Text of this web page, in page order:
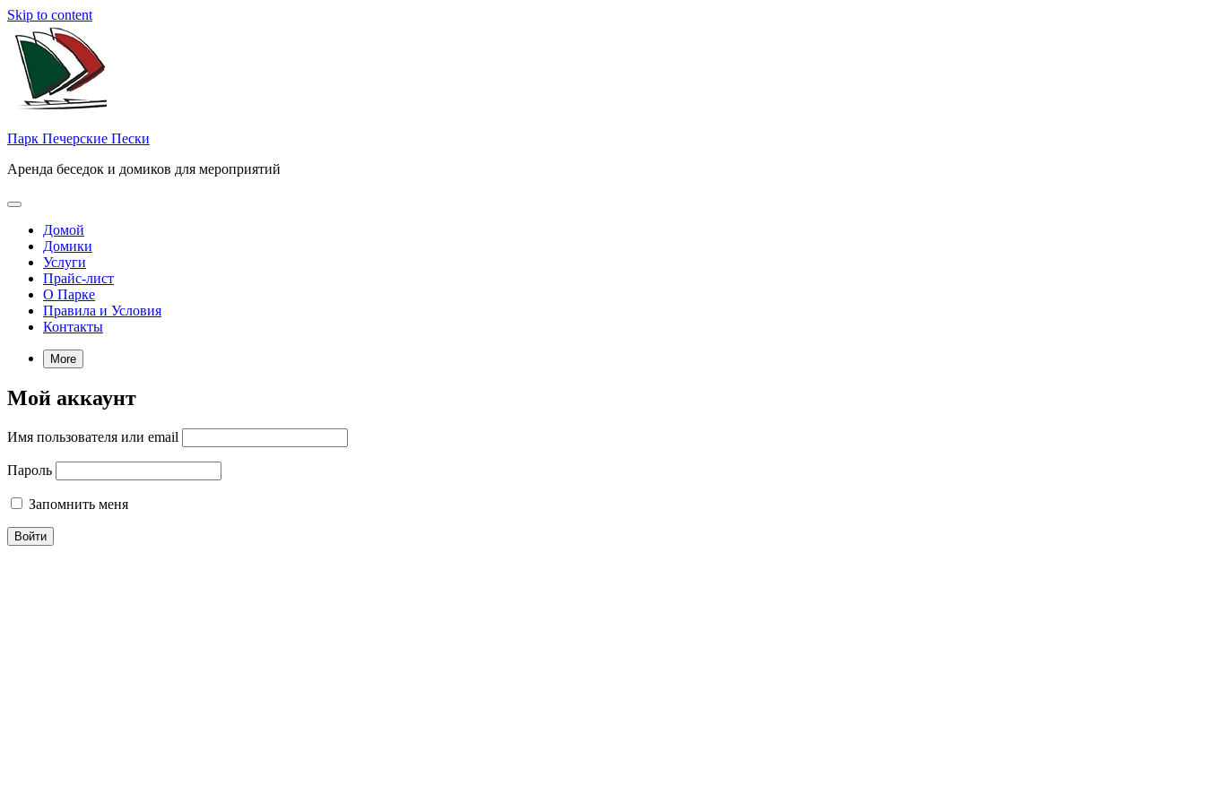
Skip to content
Парк Печерские Пески
Аренда беседок и домиков для мероприятий
Домой
Домики
Услуги
Прайс-лист
О Парке
Правила и Условия
Контакты
More
Мой аккаунт
Имя пользователя или email
Пароль
Запомнить меня